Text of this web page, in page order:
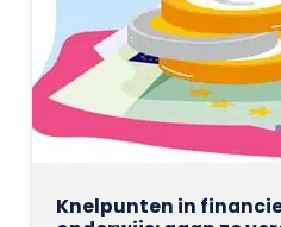
Knelpunten in